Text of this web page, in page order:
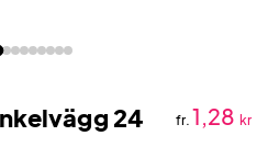
24
fr. 1,28 kr